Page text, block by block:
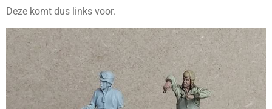
Deze komt dus links voor.